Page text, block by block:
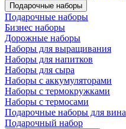
Подарочные наборы
Подарочные наборы
Бизнес наборы
Дорожные наборы
Наборы для выращивания
Наборы для напитков
Наборы для сыра
Наборы с аккумуляторами
Наборы с термокружками
Наборы с термосами
Подарочные наборы для вина
Подарочный набор